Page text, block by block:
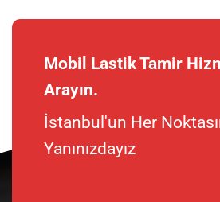
Mobil Lastik Tamir
Arayın.
İstanbul'un Her
Yanınızdayız